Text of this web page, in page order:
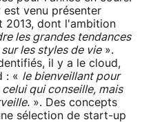
est venu présenter
2013, dont l'ambition
les grandes tendances
les styles de vie».
il y a le cloud,
: « le bienveillant pour
qui conseille, mais
». Des concepts
sélection de start-up